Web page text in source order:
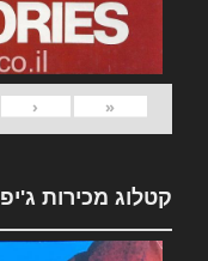
«
‹
קטלוג מכירות ג'יפ 1981